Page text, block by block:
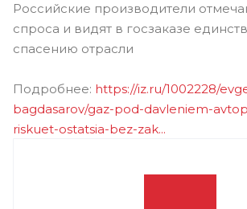
Российские производители
спроса и видят в госзаказе
спасению отрасли
Подробнее: https://iz.ru/1002228/
bagdasarov/gaz-pod-davleniem-
riskuet-ostatsia-bez-zak...